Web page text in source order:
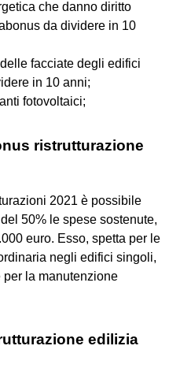
che danno diritto
da dividere in 10
facciate degli edifici
in 10 anni;
fotovoltaici;
ristrutturazione
2021 è possibile
50% le spese sostenute,
euro. Esso, spetta per le
negli edifici singoli,
per la manutenzione
edilizia